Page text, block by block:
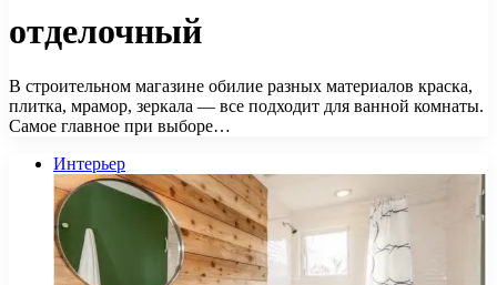
отделочный
В строительном магазине обилие разных материалов краска,
плитка, мрамор, зеркала — все подходит для ванной комнаты.
Самое главное при выборе…
Интерьер